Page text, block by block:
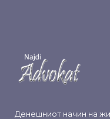
Денешниот начин на